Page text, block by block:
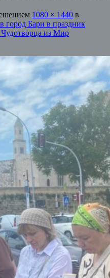
1080 × 1440 в
город Бари в праздник
из Мир